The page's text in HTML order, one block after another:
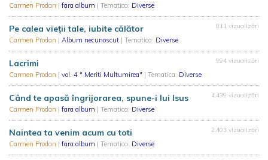
Carmen Prodan | fara album | Tematica: Diverse
Pe calea vieţii tale, iubite călător
Carmen Prodan | Album necunoscut | Tematica: Diverse
811 vizualizări
Lacrimi
Carmen Prodan | vol. 4 " Meriti Multumirea" | Tematica: Diverse
994 vizualizări
Când te apasă îngrijorarea, spune-i lui Isus
Carmen Prodan | fara album | Tematica: Diverse
4.439 vizualizări
Naintea ta venim acum cu toti
Carmen Prodan | fara album | Tematica: Diverse
2.403 vizualizări